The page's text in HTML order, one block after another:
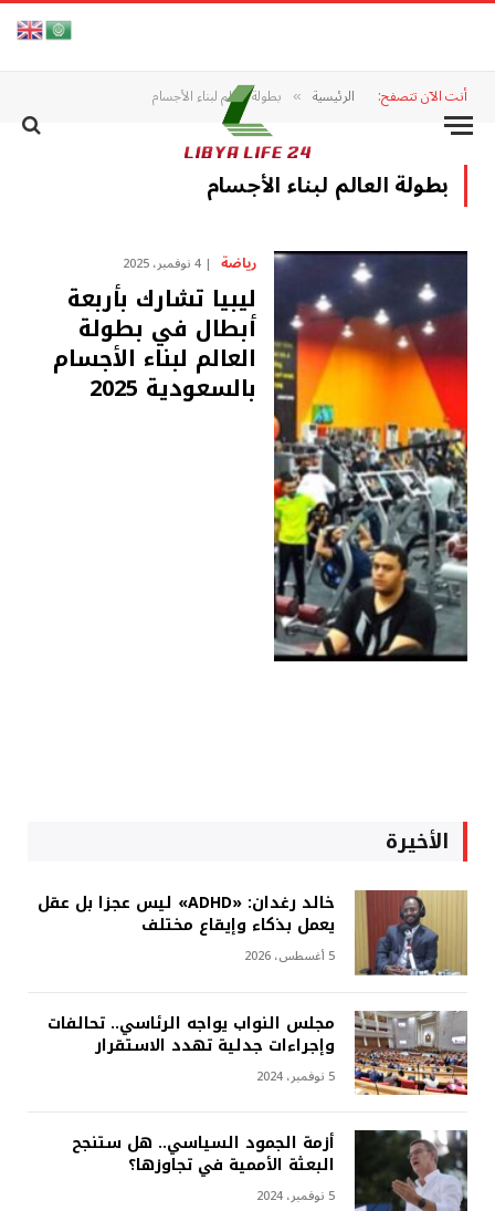
أنت الآن تتصفح: الرئيسية » بطولة العالم لبناء الأجسام
بطولة العالم لبناء الأجسام
رياضة 4 نوفمبر، 2025
ليبيا تشارك بأربعة
أبطال في بطولة
العالم لبناء الأجسام
بالسعودية 2025
الأخيرة
خالد رغدان: «ADHD» ليس عجزا بل عقل
يعمل بذكاء وإيقاع مختلف
5 أغسطس، 2026
مجلس النواب يواجه الرئاسي.. تحالفات
وإجراءات جدلية تهدد الاستقرار
5 نوفمبر، 2024
أزمة الجمود السياسي.. هل ستنجح
البعثة الأممية في تجاوزها؟
5 نوفمبر، 2024